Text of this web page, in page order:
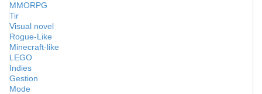
MMORPG
Tir
Visual novel
Rogue-Like
Minecraft-like
LEGO
Indies
Gestion
Mode